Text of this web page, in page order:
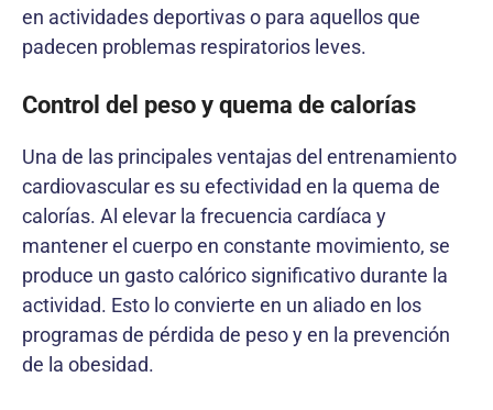
en actividades deportivas o para aquellos que
padecen problemas respiratorios leves.
Control del peso y quema de calorías
Una de las principales ventajas del entrenamiento
cardiovascular es su efectividad en la quema de
calorías. Al elevar la frecuencia cardíaca y
mantener el cuerpo en constante movimiento, se
produce un gasto calórico significativo durante la
actividad. Esto lo convierte en un aliado en los
programas de pérdida de peso y en la prevención
de la obesidad.